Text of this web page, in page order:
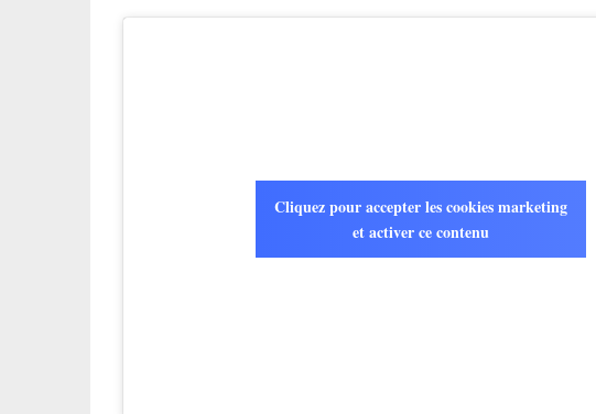
Cliquez pour accepter les cookies marketing
et activer ce contenu